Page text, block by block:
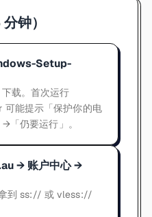
钟）
Setup-
载。首次运行
能提示「保护你的电
「仍要运行」。
→ 账户中心 →
到 ss:// 或 vless://